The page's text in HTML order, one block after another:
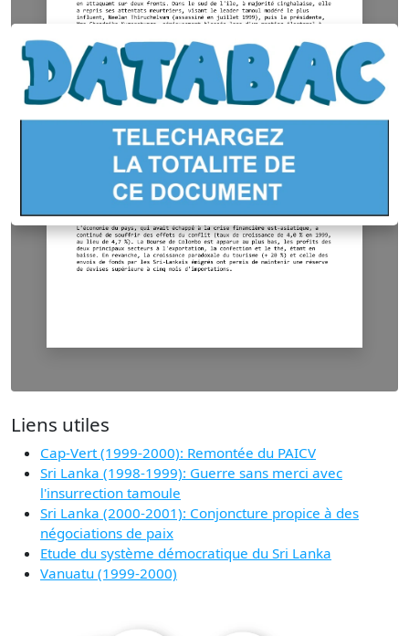
Liens utiles
Cap-Vert (1999-2000): Remontée du PAICV
Sri Lanka (1998-1999): Guerre sans merci avec
l'insurrection tamoule
Sri Lanka (2000-2001): Conjoncture propice à des
négociations de paix
Etude du système démocratique du Sri Lanka
Vanuatu (1999-2000)